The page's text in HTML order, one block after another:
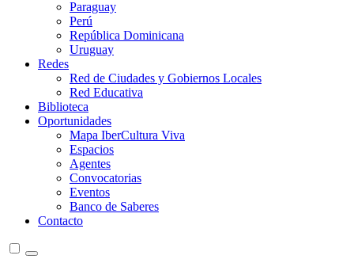
Paraguay
Perú
República Dominicana
Uruguay
Redes
Red de Ciudades y Gobiernos Locales
Red Educativa
Biblioteca
Oportunidades
Mapa IberCultura Viva
Espacios
Agentes
Convocatorias
Eventos
Banco de Saberes
Contacto